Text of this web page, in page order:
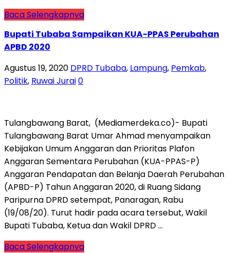
Baca Selengkapnya
Bupati Tubaba Sampaikan KUA-PPAS Perubahan
APBD 2020
Agustus 19, 2020 DPRD Tubaba, Lampung, Pemkab,
Politik, Ruwai Jurai0
Tulangbawang Barat, (Mediamerdeka.co)- Bupati
Tulangbawang Barat Umar Ahmad menyampaikan
Kebijakan Umum Anggaran dan Prioritas Plafon
Anggaran Sementara Perubahan (KUA-PPAS-P)
Anggaran Pendapatan dan Belanja Daerah Perubahan
(APBD-P) Tahun Anggaran 2020, di Ruang Sidang
Paripurna DPRD setempat, Panaragan, Rabu
(19/08/20). Turut hadir pada acara tersebut, Wakil
Bupati Tubaba, Ketua dan Wakil DPRD …
Baca Selengkapnya